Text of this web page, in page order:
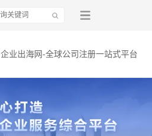
企业出海网-全球公司注册一站式平台